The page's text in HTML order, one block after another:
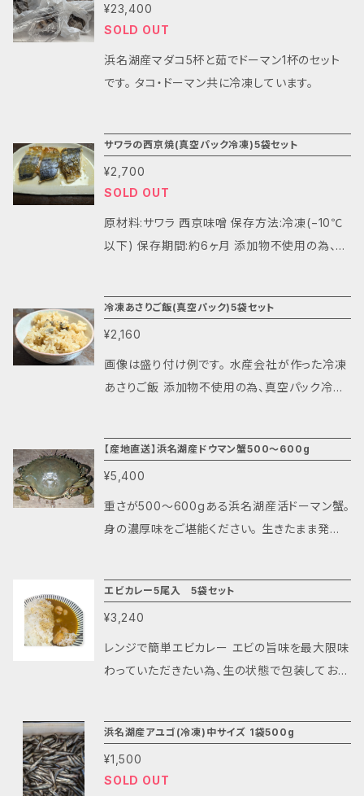
れ、料理にも使えるような味付けに仕上げてお
ります。 あさりご飯 原材料:米 あさり 調味
液 生姜 アレルゲン:大豆・小麦を含む(調味液)
あさりカレー 原材料:あさり 玉ねぎ カレ
含む あさりのふっくら煮 原材料:あさり 醤
油 酒 みりん 生姜 にんにく アレルゲン:小
麦 保存方法:要冷凍(-10℃以下) 保存期間:180
日(詳細はラベルにてご確認ください) 配送方法
クール便(冷凍) 配送料:一律¥2,000(数量規制
¥23,400
SOLD OUT
浜名湖産マダコ5杯と茹でドーマン1杯のセット
です。 タコ・ドーマン共に冷凍しています。
サワラの西京焼(真空パック冷凍)5袋セット
¥2,700
SOLD OUT
原材料:サワラ 西京味噌 保存方法:冷凍(−10℃
以下) 保存期間:約6ヶ月 添加物不使用の為、真
真空パック冷凍しております。 レンジでの温め方
お皿に移してラップをし、600w 4分
冷凍あさりご飯(真空パック)5袋セット
¥2,160
画像は盛り付け例です。 水産会社が作った冷凍
あさりご飯 添加物不使用の為、真空パック冷凍
冷凍(−10℃以下) 保存期間:約6ヶ月 レンジでの
温め方 お皿に移してラップをし、600w 3分30
秒
【産地直送】浜名湖産ドウマン蟹500〜600g
¥5,400
重さが500〜600gある浜名湖産活ドーマン蟹。
身の濃厚味をご堪能ください。 生きたまま発送
エビカレー5尾入 5袋セット
¥3,240
レンジで簡単エビカレー エビの旨味を最大限味
わっていただきたい為、生の状態で包装しており
ます。
浜名湖産アユゴ(冷凍)中サイズ 1袋500g
¥1,500
SOLD OUT